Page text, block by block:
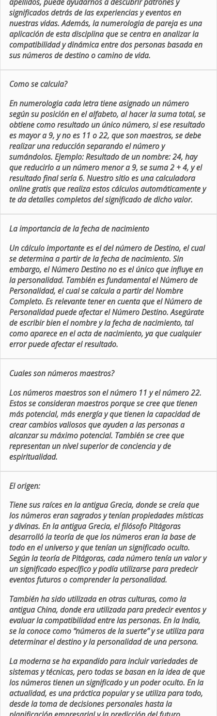
significados detrás de las experiencias y eventos en
nuestras vidas. Además, la numerologia de pareja es una
aplicación de esta disciplina que se centra en analizar la
compatibilidad y dinámica entre dos personas basada en
sus números de destino o camino de vida.
Como se calcula?
En numerologia cada letra tiene asignado un número
según su posición en el alfabeto, al hacer la suma total, se
obtiene como resultado un único número, si ese resultado
es mayor a 9, y no es 11 o 22, que son maestros, se debe
realizar una reducción separando el número y
sumándolos. Ejemplo: Resultado de un nombre: 24, hay
que reducirlo a un número menor a 9, se suma 2 + 4, y el
resultado final sería 6. Nuestro sitio es una calculadora
online gratis que realiza estos cálculos automáticamente y
te da detalles completos del significado de dicho valor.
La importancia de la fecha de nacimiento
Un cálculo importante es el del número de Destino, el cual
se determina a partir de la fecha de nacimiento. Sin
embargo, el Número Destino no es el único que influye en
la personalidad. También es fundamental el Número de
Personalidad, el cual se calcula a partir del Nombre
Completo. Es relevante tener en cuenta que el Número de
Personalidad puede afectar el Número Destino. Asegúrate
de escribir bien el nombre y la fecha de nacimiento, tal
como aparece en el acta de nacimiento, ya que cualquier
error puede afectar el resultado.
Cuales son números maestros?
Los números maestros son el número 11 y el número 22.
Estos se consideran maestros porque se cree que tienen
más potencial, más energía y que tienen la capacidad de
crear cambios valiosos que ayuden a las personas a
alcanzar su máximo potencial. También se cree que
representan un nivel superior de conciencia y de
espiritualidad.
El origen:
Tiene sus raíces en la antigua Grecia, donde se creía que
los números eran sagrados y tenían propiedades místicas
y divinas. En la antigua Grecia, el filósofo Pitágoras
desarrolló la teoría de que los números eran la base de
todo en el universo y que tenían un significado oculto.
Según la teoría de Pitágoras, cada número tenía un valor y
un significado específico y podía utilizarse para predecir
eventos futuros o comprender la personalidad.
También ha sido utilizada en otras culturas, como la
antigua China, donde era utilizada para predecir eventos y
evaluar la compatibilidad entre las personas. En la India,
se la conoce como “números de la suerte” y se utiliza para
determinar el destino y la personalidad de una persona.
La moderna se ha expandido para incluir variedades de
sistemas y técnicas, pero todas se basan en la idea de que
los números tienen un significado y un poder oculto. En la
actualidad, es una práctica popular y se utiliza para todo,
desde la toma de decisiones personales hasta la